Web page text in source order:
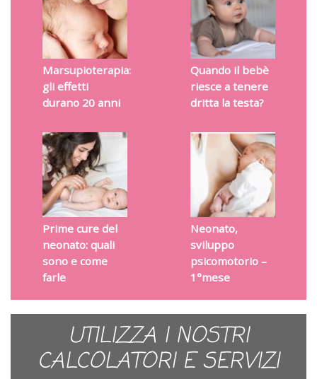
Marsupioterapia:
gli effetti
durano 20 anni
Quando il bebè
riesce a tenere
dritta la testa?
Prime cure del
neonato: quali
sono e come
farle
Neonato,
sviluppo
psicomotorio –
1°mese
UTILIZZA I NOSTRI
CALCOLATORI E SERVIZI